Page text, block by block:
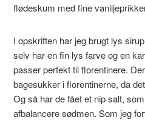
flødeskum med fine
I opskriften har jeg brugt lys
selv har en fin lys farve og en
passer perfekt til florentinere.
bagesukker i florentinerne, da
Og så har de fået et nip salt,
afbalancere sødmen. Som jeg